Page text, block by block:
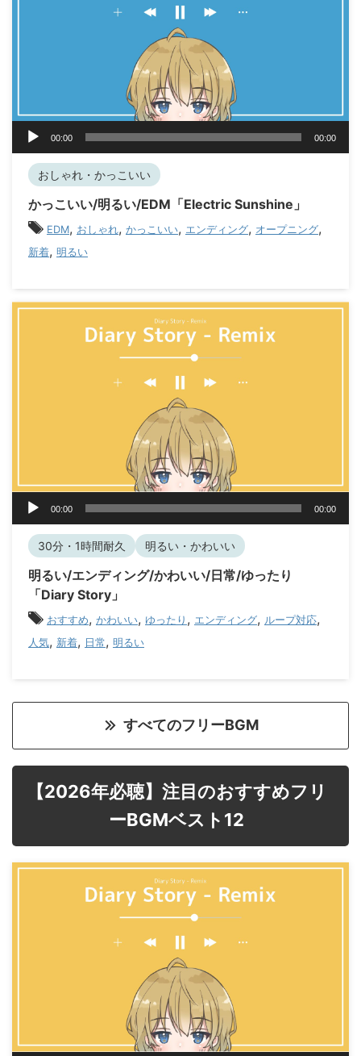
00:00 00:00
おしゃれ・かっこいい
かっこいい/明るい/EDM「Electric Sunshine」
EDM, おしゃれ, かっこいい, エンディング, オープニング,
新着, 明るい
00:00 00:00
30分・1時間耐久 明るい・かわいい
明るい/エンディング/かわいい/日常/ゆったり
「Diary Story」
おすすめ, かわいい, ゆったり , エンディング, ループ対応,
人気, 新着, 日常, 明るい
すべてのフリーBGM
【2026年必聴】注目のおすすめフリ
ーBGMベスト12